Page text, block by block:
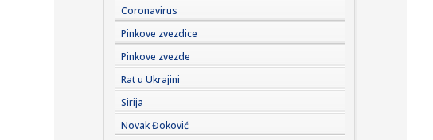
15:48:Preokret Sitija protiv Madriđana
15:43:Luka mora još jednom da se razvede, pa tek onda Aniti da
izgovor...
15:40:Pad proizvodnje u nuklearnoj elektrani Pakš ugrožava
mađarsku ...
Coronavirus
Pinkove zvezdice
Pinkove zvezde
Rat u Ukrajini
Sirija
Novak Đoković